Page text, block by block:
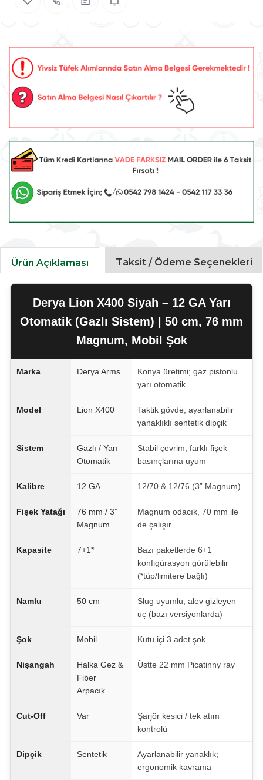
Ürün Açıklaması Taksit / Ödeme Seçenekleri
Derya Lion X400 Siyah – 12 GA Yarı
Otomatik (Gazlı Sistem) | 50 cm, 76 mm
Magnum, Mobil Şok
Marka Derya Arms
Konya üretimi; gaz pistonlu
yarı otomatik
Model Lion X400
Taktik gövde; ayarlanabilir
yanaklıklı sentetik dipçik
Sistem
Gazlı / Yarı
Otomatik
Stabil çevrim; farklı fişek
basınçlarına uyum
Kalibre 12 GA 12/70 & 12/76 (3” Magnum)
Fişek Yatağı
76 mm / 3”
Magnum
Magnum odacık, 70 mm ile
de çalışır
Kapasite 7+1*
Bazı paketlerde 6+1
konfigürasyon görülebilir
(*tüp/limitere bağlı)
Namlu 50 cm
Slug uyumlu; alev gizleyen
uç (bazı versiyonlarda)
Şok Mobil Kutu içi 3 adet şok
Nişangah
Halka Gez &
Fiber
Arpacık
Üstte 22 mm Picatinny ray
Cut-Off Var
Şarjör kesici / tek atım
kontrolü
Dipçik Sentetik
Ayarlanabilir yanaklık;
ergonomik kavrama